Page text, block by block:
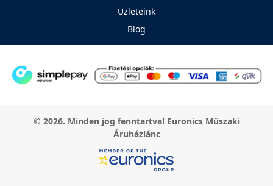
Üzleteink
Blog
© 2026. Minden jog fenntartva! Euronics Műszaki
Áruházlánc